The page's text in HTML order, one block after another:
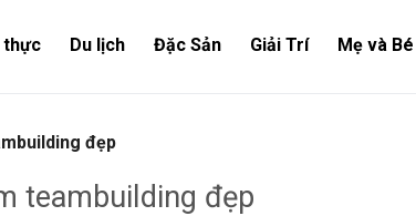
thực Du lịch Đặc Sản Giải Trí Mẹ và Bé
đẹp
teambuilding đẹp